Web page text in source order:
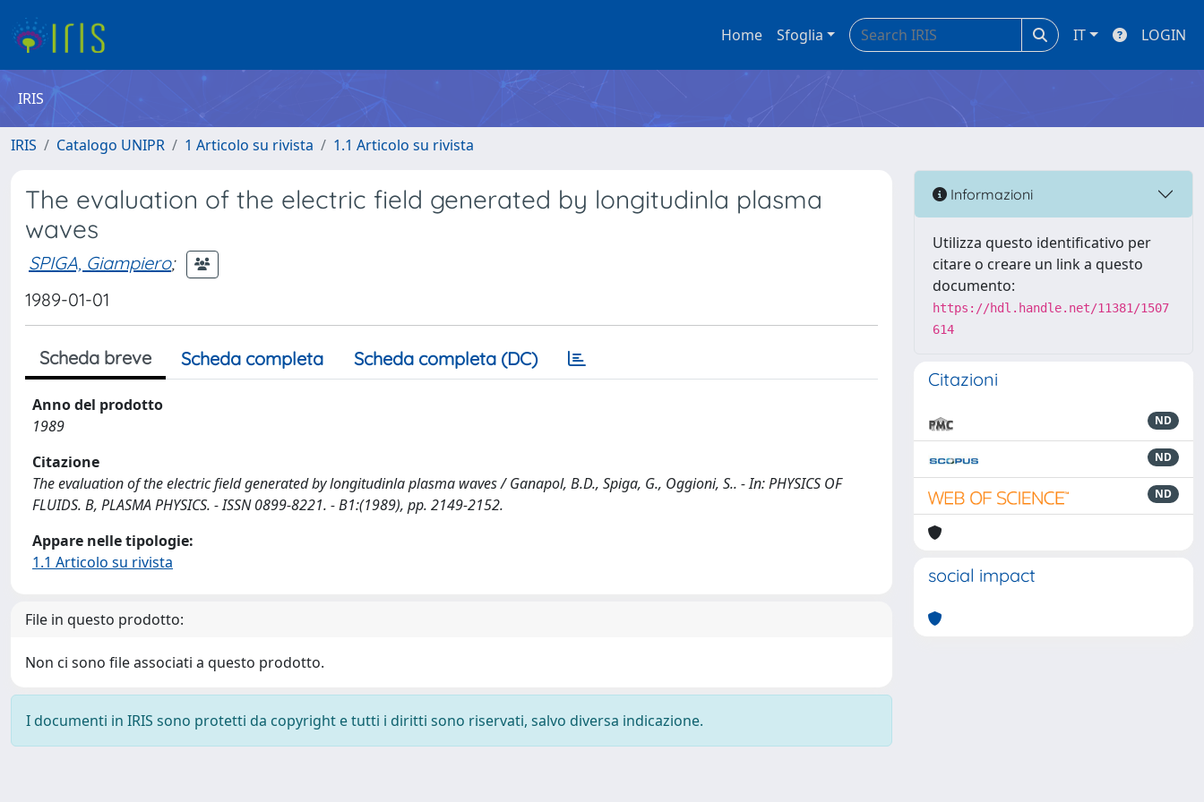
Home Sfoglia IT LOGIN
IRIS
IRIS Catalogo UNIPR 1 Articolo su rivista 1.1 Articolo su rivista
The evaluation of the electric field generated by longitudinla plasma
waves
SPIGA, Giampiero;
1989-01-01
Scheda breve Scheda completa Scheda completa (DC)
Anno del prodotto
1989
Citazione
The evaluation of the electric field generated by longitudinla plasma waves / Ganapol, B.D., Spiga, G., Oggioni, S.. - In: PHYSICS OF
FLUIDS. B, PLASMA PHYSICS. - ISSN 0899-8221. - B1:(1989), pp. 2149-2152.
Appare nelle tipologie:
1.1 Articolo su rivista
File in questo prodotto:
Non ci sono file associati a questo prodotto.
I documenti in IRIS sono protetti da copyright e tutti i diritti sono riservati, salvo diversa indicazione.
Informazioni
Utilizza questo identificativo per
citare o creare un link a questo
documento:
https://hdl.handle.net/11381/1507
614
Citazioni
ND
ND
ND
social impact